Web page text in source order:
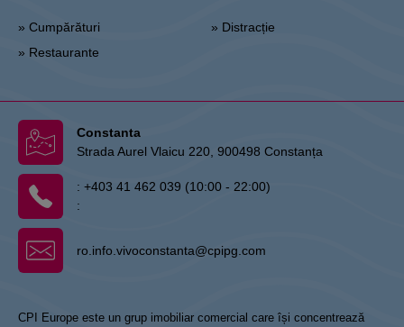
» Cumpărături
» Restaurante
» Distracție
Constanta
Strada Aurel Vlaicu 220, 900498 Constanța
: +403 41 462 039 (10:00 - 22:00)
:
ro.info.vivoconstanta@cpipg.com
CPI Europe este un grup imobiliar comercial care își concentrează